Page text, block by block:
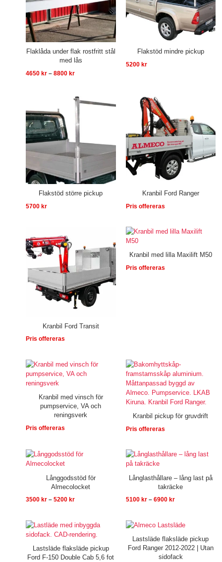
Flaklåda under flak rostfritt stål
med lås
4650 kr – 8800 kr
Flakstöd mindre pickup
5200 kr
Flakstöd större pickup
5700 kr
Kranbil Ford Ranger
Pris offereras
Kranbil Ford Transit
Pris offereras
Kranbil med lilla Maxilift M50
Pris offereras
Kranbil med vinsch för
pumpservice, VA och
reningsverk
Pris offereras
Kranbil pickup för gruvdrift
Pris offereras
Långgodsstöd för
Almecolocket
3500 kr – 5200 kr
Prisintervall:
5200 kr
Långlasthållare – lång last på
takräcke
5100 kr – 6900 kr
Prisintervall:
6900 kr
Lastsläde flaksläde pickup
Ford F-150 Double Cab 5,6 fot
Lastsläde flaksläde pickup
Ford Ranger 2012-2022 | Utan
sidofack
Prisintervall:
till
13300 kr